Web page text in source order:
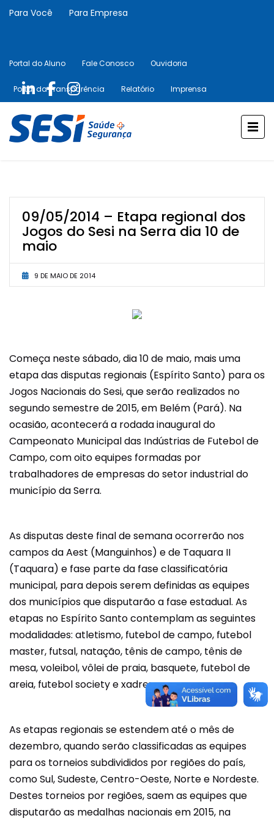
Para Você Para Empresa
Portal do Aluno Fale Conosco Ouvidoria
Portal da Transparência Relatório Imprensa
09/05/2014 – Etapa regional dos
Jogos do Sesi na Serra dia 10 de
maio
9 DE MAIO DE 2014
Começa neste sábado, dia 10 de maio, mais uma
etapa das disputas regionais (Espírito Santo) para os
Jogos Nacionais do Sesi, que serão realizados no
segundo semestre de 2015, em Belém (Pará). Na
ocasião, acontecerá a rodada inaugural do
Campeonato Municipal das Indústrias de Futebol de
Campo, com oito equipes formadas por
trabalhadores de empresas do setor industrial do
município da Serra.
As disputas deste final de semana ocorrerão nos
campos da Aest (Manguinhos) e de Taquara II
(Taquara) e fase parte da fase classificatória
municipal, para depois serem definidas as equipes
dos municípios que disputarão a fase estadual. As
etapas no Espírito Santo contemplam as seguintes
modalidades: atletismo, futebol de campo, futebol
master, futsal, natação, tênis de campo, tênis de
mesa, voleibol, vôlei de praia, basquete, futebol de
areia, futebol society e xadrez.
As etapas regionais se estendem até o mês de
dezembro, quando serão classificadas as equipes
para os torneios subdivididos por regiões do país,
como Sul, Sudeste, Centro-Oeste, Norte e Nordeste.
Destes torneios por regiões, saem as equipes que
disputarão as medalhas nacionais em 2015, na